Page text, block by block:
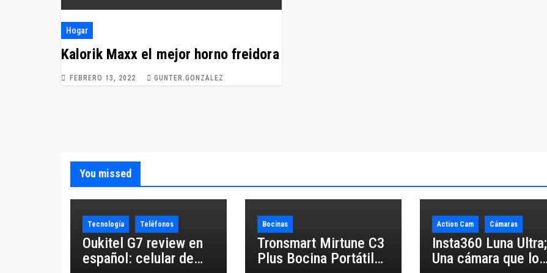
Hogar
Kalorik Maxx el mejor horno freidora
FEBRERO 13, 2022 GUNTER.GONZALEZ
You missed
Tecnología Teléfonos
Oukitel G7 review en
español: celular de
Bocinas
Tronsmart Mirtune C3
Plus Bocina Portátil
Action Cam Cámaras
Insta360 Luna Ultra;
Una cámara que lo